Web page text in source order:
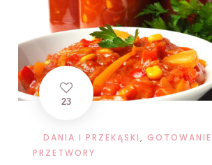
23
DANIA I PRZEKĄSKI, GOTOWANIE
PRZETWORY